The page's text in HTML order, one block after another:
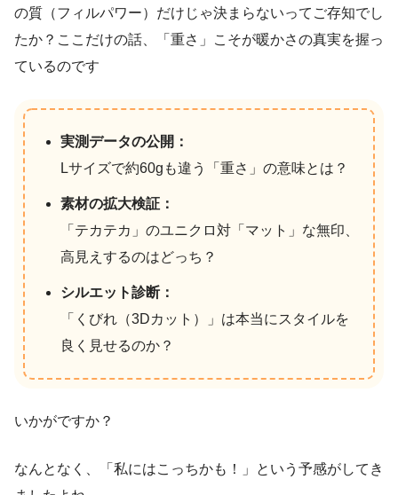
の質（フィルパワー）だけじゃ決まらないってご存知でし
たか？ここだけの話、「重さ」こそが暖かさの真実を握っ
ているのです
実測データの公開：
Lサイズで約60gも違う「重さ」の意味とは？
素材の拡大検証：
「テカテカ」のユニクロ対「マット」な無印、
高見えするのはどっち？
シルエット診断：
「くびれ（3Dカット）」は本当にスタイルを
良く見せるのか？
いかがですか？
なんとなく、「私にはこっちかも！」という予感がしてき